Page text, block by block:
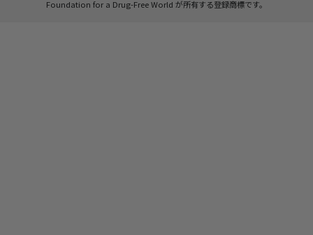
Foundation for a Drug-Free World が所有する登録商標です。